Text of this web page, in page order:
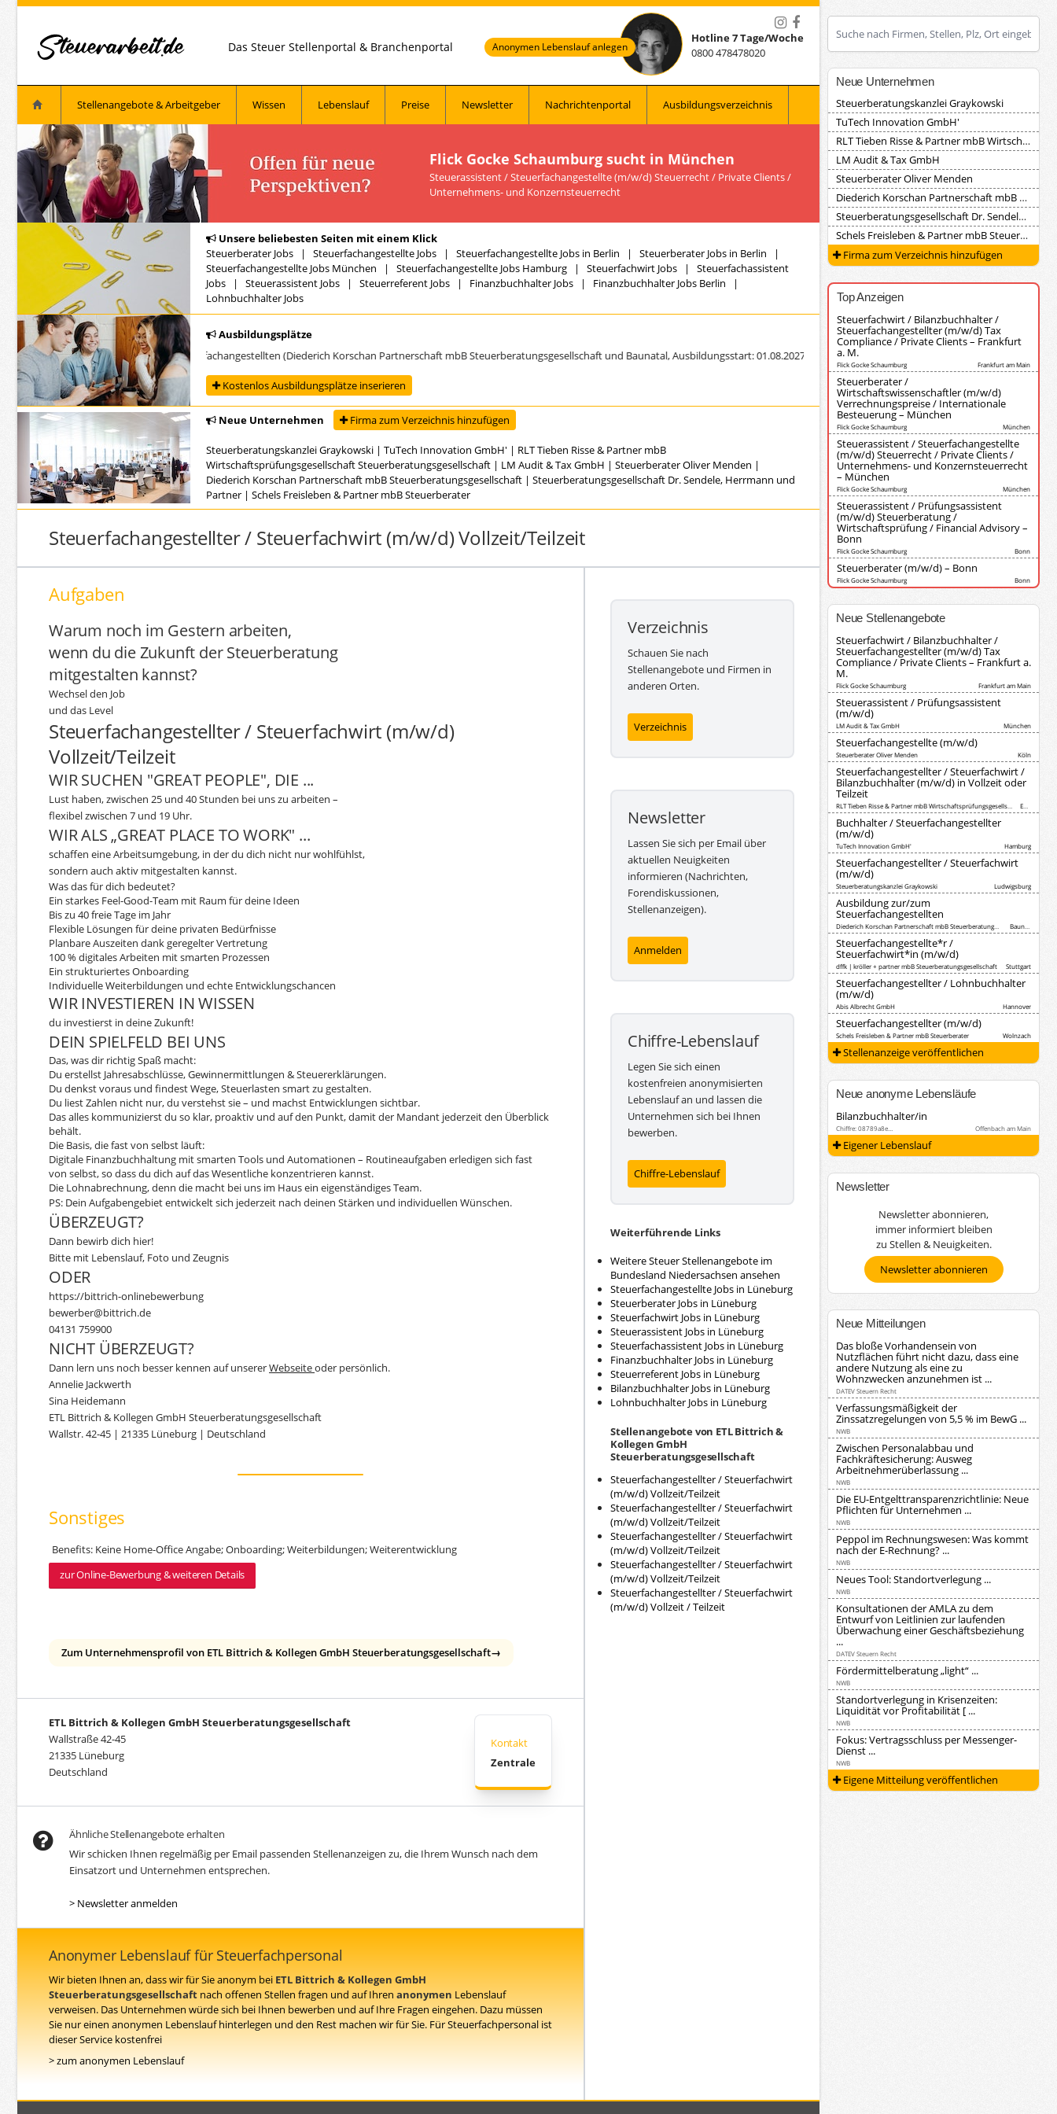
Das Steuer Stellenportal & Branchenportal Anonymen Lebenslauf anlegen
Hotline 7 Tage/Woche
0800 478478020
Stellenangebote & Arbeitgeber Wissen Lebenslauf Preise Newsletter Nachrichtenportal Ausbildungsverzeichnis
Flick Gocke Schaumburg sucht in München
Steuerassistent / Steuerfachangestellte (m/w/d) Steuerrecht / Private Clients /
Unternehmens- und Konzernsteuerrecht
Unsere beliebesten Seiten mit einem Klick
Steuerberater Jobs | Steuerfachangestellte Jobs | Steuerfachangestellte Jobs in Berlin | Steuerberater Jobs in Berlin |
Steuerfachangestellte Jobs München | Steuerfachangestellte Jobs Hamburg | Steuerfachwirt Jobs | Steuerfachassistent
Jobs | Steuerassistent Jobs | Steuerreferent Jobs | Finanzbuchhalter Jobs | Finanzbuchhalter Jobs Berlin |
Lohnbuchhalter Jobs
Ausbildungsplätze
Ausbildung zur/zum Steuerfachangestellten (Diederich Korschan Partnerschaft mbB Steuerberatungsgesellschaft und Baunatal, Ausbildungsstart: 01.08.2027)Ausbildung zur/zum Steuerfachangestellten (Diederich
Kostenlos Ausbildungsplätze inserieren
Neue Unternehmen Firma zum Verzeichnis hinzufügen
Steuerberatungskanzlei Graykowski | TuTech Innovation GmbH' | RLT Tieben Risse & Partner mbB
Wirtschaftsprüfungsgesellschaft Steuerberatungsgesellschaft | LM Audit & Tax GmbH | Steuerberater Oliver Menden |
Diederich Korschan Partnerschaft mbB Steuerberatungsgesellschaft | Steuerberatungsgesellschaft Dr. Sendele, Herrmann und
Partner | Schels Freisleben & Partner mbB Steuerberater
Steuerfachangestellter / Steuerfachwirt (m/w/d) Vollzeit/Teilzeit
Aufgaben
Warum noch im Gestern arbeiten,
wenn du die Zukunft der Steuerberatung
mitgestalten kannst?
Wechsel den Job
und das Level
Steuerfachangestellter / Steuerfachwirt (m/w/d)
Vollzeit/Teilzeit
WIR SUCHEN "GREAT PEOPLE", DIE ...
Lust haben, zwischen 25 und 40 Stunden bei uns zu arbeiten –
flexibel zwischen 7 und 19 Uhr.
WIR ALS „GREAT PLACE TO WORK" ...
schaffen eine Arbeitsumgebung, in der du dich nicht nur wohlfühlst,
sondern auch aktiv mitgestalten kannst.
Was das für dich bedeutet?
Ein starkes Feel-Good-Team mit Raum für deine Ideen
Bis zu 40 freie Tage im Jahr
Flexible Lösungen für deine privaten Bedürfnisse
Planbare Auszeiten dank geregelter Vertretung
100 % digitales Arbeiten mit smarten Prozessen
Ein strukturiertes Onboarding
Individuelle Weiterbildungen und echte Entwicklungschancen
WIR INVESTIEREN IN WISSEN
du investierst in deine Zukunft!
DEIN SPIELFELD BEI UNS
Das, was dir richtig Spaß macht:
Du erstellst Jahresabschlüsse, Gewinnermittlungen & Steuererklärungen.
Du denkst voraus und findest Wege, Steuerlasten smart zu gestalten.
Du liest Zahlen nicht nur, du verstehst sie – und machst Entwicklungen sichtbar.
Das alles kommunizierst du so klar, proaktiv und auf den Punkt, damit der Mandant jederzeit den Überblick
behält.
Die Basis, die fast von selbst läuft:
Digitale Finanzbuchhaltung mit smarten Tools und Automationen – Routineaufgaben erledigen sich fast
von selbst, so dass du dich auf das Wesentliche konzentrieren kannst.
Die Lohnabrechnung, denn die macht bei uns im Haus ein eigenständiges Team.
PS: Dein Aufgabengebiet entwickelt sich jederzeit nach deinen Stärken und individuellen Wünschen.
ÜBERZEUGT?
Dann bewirb dich hier!
Bitte mit Lebenslauf, Foto und Zeugnis
ODER
https://bittrich-onlinebewerbung
bewerber@bittrich.de
04131 759900
NICHT ÜBERZEUGT?
Dann lern uns noch besser kennen auf unsererWebseiteoder persönlich.
Annelie Jackwerth
Sina Heidemann
ETL Bittrich & Kollegen GmbH Steuerberatungsgesellschaft
Wallstr. 42-45 | 21335 Lüneburg | Deutschland
Sonstiges
Benefits: Keine Home-Office Angabe; Onboarding; Weiterbildungen; Weiterentwicklung
zur Online-Bewerbung & weiteren Details
Zum Unternehmensprofil von ETL Bittrich & Kollegen GmbH Steuerberatungsgesellschaft→
ETL Bittrich & Kollegen GmbH Steuerberatungsgesellschaft
Wallstraße 42-45
21335 Lüneburg
Deutschland
Kontakt
Zentrale
Ähnliche Stellenangebote erhalten
Wir schicken Ihnen regelmäßig per Email passenden Stellenanzeigen zu, die Ihrem Wunsch nach dem
Einsatzort und Unternehmen entsprechen.
> Newsletter anmelden
Anonymer Lebenslauf für Steuerfachpersonal
Wir bieten Ihnen an, dass wir für Sie anonym bei ETL Bittrich & Kollegen GmbH
Steuerberatungsgesellschaft nach offenen Stellen fragen und auf Ihren anonymen Lebenslauf
verweisen. Das Unternehmen würde sich bei Ihnen bewerben und auf Ihre Fragen eingehen. Dazu müssen
Sie nur einen anonymen Lebenslauf hinterlegen und den Rest machen wir für Sie. Für Steuerfachpersonal ist
dieser Service kostenfrei
> zum anonymen Lebenslauf
Verzeichnis
Schauen Sie nach
Stellenangebote und Firmen in
anderen Orten.
Verzeichnis
Newsletter
Lassen Sie sich per Email über
aktuellen Neuigkeiten
informieren (Nachrichten,
Forendiskussionen,
Stellenanzeigen).
Anmelden
Chiffre-Lebenslauf
Legen Sie sich einen
kostenfreien anonymisierten
Lebenslauf an und lassen die
Unternehmen sich bei Ihnen
bewerben.
Chiffre-Lebenslauf
Weiterführende Links
Weitere Steuer Stellenangebote im
Bundesland Niedersachsen ansehen
Steuerfachangestellte Jobs in Lüneburg
Steuerberater Jobs in Lüneburg
Steuerfachwirt Jobs in Lüneburg
Steuerassistent Jobs in Lüneburg
Steuerfachassistent Jobs in Lüneburg
Finanzbuchhalter Jobs in Lüneburg
Steuerreferent Jobs in Lüneburg
Bilanzbuchhalter Jobs in Lüneburg
Lohnbuchhalter Jobs in Lüneburg
Stellenangebote von ETL Bittrich &
Kollegen GmbH
Steuerberatungsgesellschaft
Steuerfachangestellter / Steuerfachwirt
(m/w/d) Vollzeit/Teilzeit
Steuerfachangestellter / Steuerfachwirt
(m/w/d) Vollzeit/Teilzeit
Steuerfachangestellter / Steuerfachwirt
(m/w/d) Vollzeit/Teilzeit
Steuerfachangestellter / Steuerfachwirt
(m/w/d) Vollzeit/Teilzeit
Steuerfachangestellter / Steuerfachwirt
(m/w/d) Vollzeit / Teilzeit
Neue Unternehmen
Steuerberatungskanzlei Graykowski
TuTech Innovation GmbH'
RLT Tieben Risse & Partner mbB Wirtschaftsprüfungsgesellschaft Steuerberatungsgesellschaft
LM Audit & Tax GmbH
Steuerberater Oliver Menden
Diederich Korschan Partnerschaft mbB Steuerberatungsgesellschaft
Steuerberatungsgesellschaft Dr. Sendele, Herrmann und Partner
Schels Freisleben & Partner mbB Steuerberater
Firma zum Verzeichnis hinzufügen
Top Anzeigen
Steuerfachwirt / Bilanzbuchhalter /
Steuerfachangestellter (m/w/d) Tax
Compliance / Private Clients – Frankfurt
a. M.
Flick Gocke Schaumburg Frankfurt am Main
Steuerberater /
Wirtschaftswissenschaftler (m/w/d)
Verrechnungspreise / Internationale
Besteuerung – München
Flick Gocke Schaumburg München
Steuerassistent / Steuerfachangestellte
(m/w/d) Steuerrecht / Private Clients /
Unternehmens- und Konzernsteuerrecht
– München
Flick Gocke Schaumburg München
Steuerassistent / Prüfungsassistent
(m/w/d) Steuerberatung /
Wirtschaftsprüfung / Financial Advisory –
Bonn
Flick Gocke Schaumburg Bonn
Steuerberater (m/w/d) – Bonn
Flick Gocke Schaumburg Bonn
Neue Stellenangebote
Steuerfachwirt / Bilanzbuchhalter /
Steuerfachangestellter (m/w/d) Tax
Compliance / Private Clients – Frankfurt a.
M.
Flick Gocke Schaumburg Frankfurt am Main
Steuerassistent / Prüfungsassistent
(m/w/d)
LM Audit & Tax GmbH München
Steuerfachangestellte (m/w/d)
Steuerberater Oliver Menden Köln
Steuerfachangestellter / Steuerfachwirt /
Bilanzbuchhalter (m/w/d) in Vollzeit oder
Teilzeit
Buchhalter / Steuerfachangestellter
(m/w/d)
TuTech Innovation GmbH' Hamburg
Steuerfachangestellter / Steuerfachwirt
(m/w/d)
Steuerberatungskanzlei Graykowski Ludwigsburg
Ausbildung zur/zum
Steuerfachangestellten
Baunatal
Steuerfachangestellte*r /
Steuerfachwirt*in (m/w/d)
dffk | kröller + partner mbB Steuerberatungsgesellschaft Stuttgart
Steuerfachangestellter / Lohnbuchhalter
(m/w/d)
Abis Albrecht GmbH Hannover
Steuerfachangestellter (m/w/d)
Schels Freisleben & Partner mbB Steuerberater Wolnzach
Stellenanzeige veröffentlichen
Neue anonyme Lebensläufe
Bilanzbuchhalter/in
Chiffre: 08789a8e… Offenbach am Main
Eigener Lebenslauf
Newsletter
Newsletter abonnieren,
immer informiert bleiben
zu Stellen & Neuigkeiten.
Newsletter abonnieren
Neue Mitteilungen
Das bloße Vorhandensein von
Nutzflächen führt nicht dazu, dass eine
andere Nutzung als eine zu
Wohnzwecken anzunehmen ist ...
DATEV Steuern Recht
Verfassungsmäßigkeit der
Zinssatzregelungen von 5,5 % im BewG ...
NWB
Zwischen Personalabbau und
Fachkräftesicherung: Ausweg
Arbeitnehmerüberlassung ...
NWB
Die EU-Entgelttransparenzrichtlinie: Neue
Pflichten für Unternehmen ...
NWB
Peppol im Rechnungswesen: Was kommt
nach der E-Rechnung? ...
NWB
Neues Tool: Standortverlegung ...
NWB
Konsultationen der AMLA zu dem
Entwurf von Leitlinien zur laufenden
Überwachung einer Geschäftsbeziehung
...
DATEV Steuern Recht
Fördermittelberatung „light“ ...
NWB
Standortverlegung in Krisenzeiten:
Liquidität vor Profitabilität [ ...
NWB
Fokus: Vertragsschluss per Messenger-
Dienst ...
NWB
Eigene Mitteilung veröffentlichen